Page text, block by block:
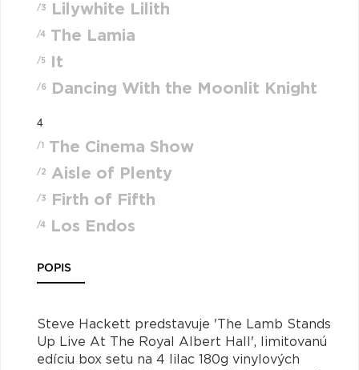
/3 Lilywhite Lilith
/4 The Lamia
/5 It
/6 Dancing With the Moonlit Knight
4
/1 The Cinema Show
/2 Aisle of Plenty
/3 Firth of Fifth
/4 Los Endos
POPIS
Steve Hackett predstavuje 'The Lamb Stands
Up Live At The Royal Albert Hall', limitovanú
edíciu box setu na 4 lilac 180g vinylových